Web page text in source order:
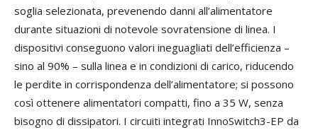
soglia selezionata, prevenendo danni all’alimentatore
durante situazioni di notevole sovratensione di linea. I
dispositivi conseguono valori ineguagliati dell’efficienza –
sino al 90% – sulla linea e in condizioni di carico, riducendo
le perdite in corrispondenza dell’alimentatore; si possono
così ottenere alimentatori compatti, fino a 35 W, senza
bisogno di dissipatori. I circuiti integrati InnoSwitch3-EP da